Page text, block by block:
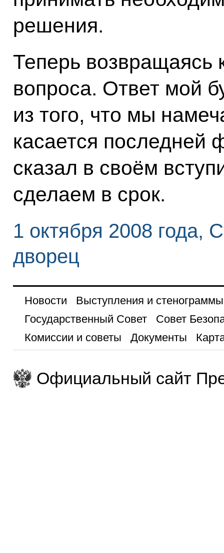
решения.
Теперь возвращаясь
вопроса. Ответ мой
из того, что мы
касается последней
сказал в своём
сделаем в срок.
1 октября 2008 года,
дворец
Новости
Выступления и стенограммы
Государственный Совет
Совет
Комиссии и советы
Документы
Официальный сайт